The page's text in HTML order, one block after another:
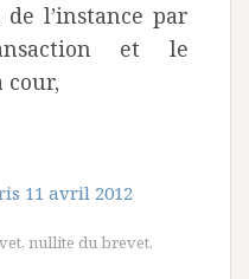
de l’instance par
et le
cour,
11 avril 2012
, nullite du brevet,